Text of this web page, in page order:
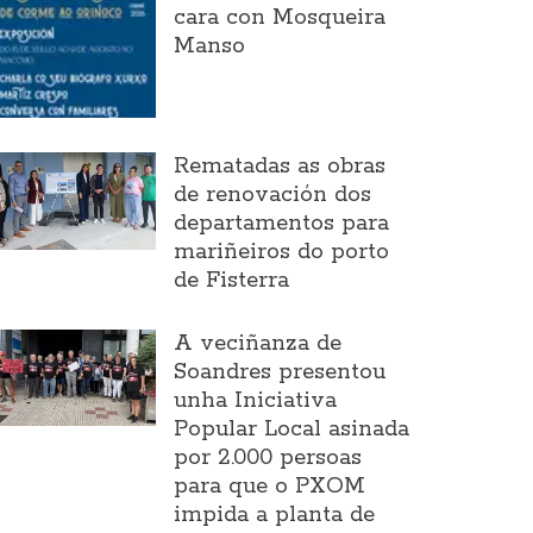
cara con Mosqueira
Manso
Rematadas as obras
de renovación dos
departamentos para
mariñeiros do porto
de Fisterra
A veciñanza de
Soandres presentou
unha Iniciativa
Popular Local asinada
por 2.000 persoas
para que o PXOM
impida a planta de